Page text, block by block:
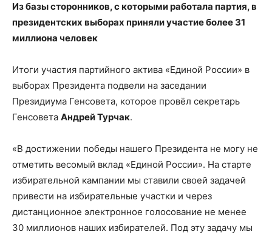
Из базы сторонников, с которыми работала партия, в
президентских выборах приняли участие более 31
миллиона человек
Итоги участия партийного актива «Единой России» в
выборах Президента подвели на заседании
Президиума Генсовета, которое провёл секретарь
Генсовета Андрей Турчак.
«В достижении победы нашего Президента не могу не
отметить весомый вклад «Единой России». На старте
избирательной кампании мы ставили своей задачей
привести на избирательные участки и через
дистанционное электронное голосование не менее
30 миллионов наших избирателей. Под эту задачу мы